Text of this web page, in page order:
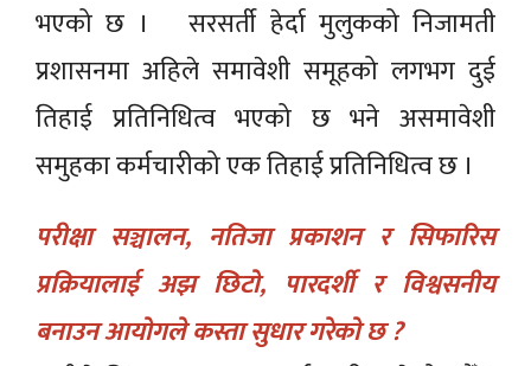
भएको छ । सरसर्ती हेर्दा मुलुकको निजामती
प्रशासनमा अहिले समावेशी समूहको लगभग दुई
तिहाई प्रतिनिधित्व भएको छ भने असमावेशी
समुहका कर्मचारीको एक तिहाई प्रतिनिधित्व छ ।
परीक्षा सञ्चालन, नतिजा प्रकाशन र सिफारिस
प्रक्रियालाई अझ छिटो, पारदर्शी र विश्वसनीय
बनाउन आयोगले कस्ता सुधार गरेको छ ?